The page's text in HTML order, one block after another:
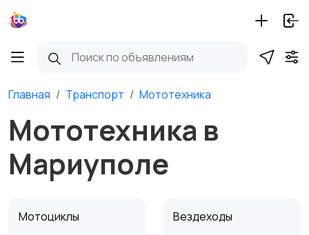
Главная Транспорт Мототехника
Мототехника в
Мариуполе
Мотоциклы Вездеходы